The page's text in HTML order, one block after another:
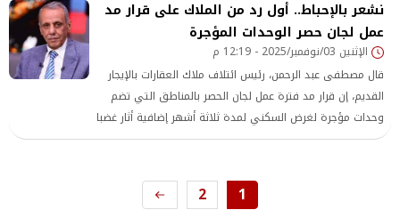
التعديلات المقترحة علي قانون الضريبة على العقارات رقم 196
لسنة 2008.
نشعر بالإحباط.. أول رد من الملاك على قرار مد
عمل لجان حصر الوحدات المؤجرة
الإثنين 03/نوفمبر/2025 - 12:19 م
قال مصطفى عبد الرحمن، رئيس ائتلاف ملاك العقارات بالإيجار
القديم، إن قرار مد فترة عمل لجان الحصر بالمناطق التي تضم
وحدات مؤجرة لغرض السكني لمدة ثلاثة أشهر إضافية أثار غضبا
واسعا بين الملاك، مؤكدا أن القرار جاء «مفاجأة غير سارة»
1
2